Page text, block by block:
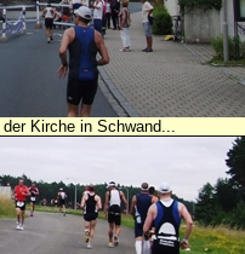
Kirche in Schwand...